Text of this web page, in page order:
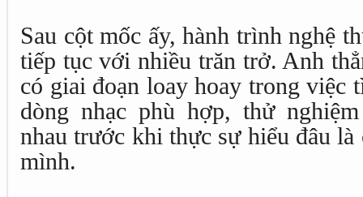
Sau cột mốc ấy, hành trình nghệ
tiếp tục với nhiều trăn trở. Anh
có giai đoạn loay hoay trong việc
dòng nhạc phù hợp, thử
nhau trước khi thực sự hiểu đâu là
mình.